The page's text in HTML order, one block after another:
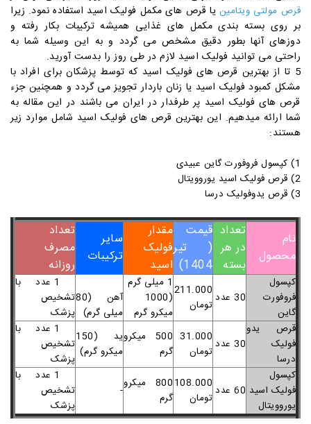
قرص مولتی ویتامین یا قرص های مکمل فولیک اسید استفاده نمود. زیرا
بر روی بسته بندی مکمل های غذایی همیشه ترکیبات بکار رفته و
دوزهای آنها بطور دقیق مشخص می گردد و به این وسیله شما به
راحتی می توانید فولیک اسید لازم در طی روز را بدست آورید.
5 تا از بهترین قرص های فولیک اسید که توسط پزشکان برای افراد با
مشکل کمبود فولیک اسید یا زنان باردار تجویز می گردد و همچنین جزء
قرص های فولیک اسید پر طرفدار در ایران می باشند در این مقاله به
شما ارائه میدهیم. این بهترین قرص های فولیک اسید شامل موارد زیر
هستند:
1) کپسول فروفورت گاین عبیدی
2) قرص فولیک اسید یوروویتال
3) قرص یدوفولیک درسا
نام
محصول
تعداد
در هر
بسته
قیمت
( تیر
1404)
مقدار
فولیک
اسید
سایر
ترکیبات
تعداد
مصرف
روزانه
کپسول
فروفورت
گاین
30 عدد
211.000
تومان
1 میلی گرم
(1000
میکرو گرم
آهن (80
میلی گرم)
1 عدد با
تشخیص
پزشک
قرص یدو
فولیک
درسا
30 عدد
31.000
تومان
500 میکرو
گرم
ید (150
میکرو گرم)
1 عدد با
تشخیص
پزشک
کپسول
فولیک اسید
یوروویتال
60 عدد
108.000
تومان
800 میکرو
گرم
-
1 عدد با
تشخیص
پزشک